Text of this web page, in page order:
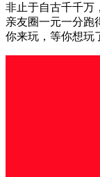
非止于自古千千万
亲友圈一元一分跑
你来玩，等你想玩